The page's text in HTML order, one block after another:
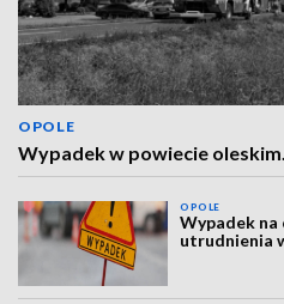
OPOLE
Wypadek w powiecie
OPOLE
Wypadek na
utrudnienia